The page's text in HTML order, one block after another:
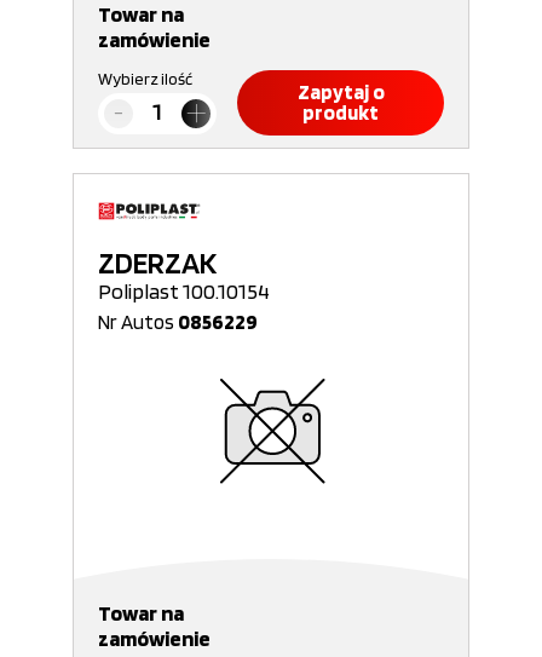
Towar na
zamówienie
Wybierz ilość
Zapytaj o
produkt
ZDERZAK
Poliplast 100.10154
Nr Autos 0856229
Towar na
zamówienie